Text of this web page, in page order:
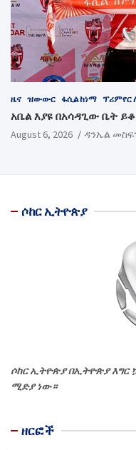
ዜና ዝውውር ፋሲል ከነማ ፕሪምየር
አቤል እያዩ በአሳዳጊው ቤት
August 6, 2026 ዳንኤል
ሶከር ኢትዮጵያ
ሶከር ኢትዮጵያ በኢትዮጵያ እግር
ሚድያ ነው።
ዘርፎች